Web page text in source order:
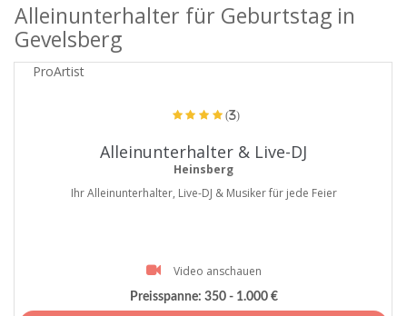
Alleinunterhalter für Geburtstag in
Gevelsberg
ProArtist
(3)
Alleinunterhalter & Live-DJ
Heinsberg
Ihr Alleinunterhalter, Live-DJ & Musiker für jede Feier
Video anschauen
Preisspanne: 350 - 1.000 €